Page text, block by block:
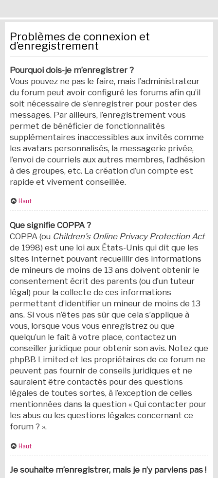
Problèmes de connexion et
d’enregistrement
Pourquoi dois-je m’enregistrer ?
Vous pouvez ne pas le faire, mais l’administrateur
du forum peut avoir configuré les forums afin qu’il
soit nécessaire de s’enregistrer pour poster des
messages. Par ailleurs, l’enregistrement vous
permet de bénéficier de fonctionnalités
supplémentaires inaccessibles aux invités comme
les avatars personnalisés, la messagerie privée,
l’envoi de courriels aux autres membres, l’adhésion
à des groupes, etc. La création d’un compte est
rapide et vivement conseillée.
Haut
Que signifie COPPA ?
COPPA (ou Children’s Online Privacy Protection Act
de 1998) est une loi aux États-Unis qui dit que les
sites Internet pouvant recueillir des informations
de mineurs de moins de 13 ans doivent obtenir le
consentement écrit des parents (ou d’un tuteur
légal) pour la collecte de ces informations
permettant d’identifier un mineur de moins de 13
ans. Si vous n’êtes pas sûr que cela s’applique à
vous, lorsque vous vous enregistrez ou que
quelqu’un le fait à votre place, contactez un
conseiller juridique pour obtenir son avis. Notez que
phpBB Limited et les propriétaires de ce forum ne
peuvent pas fournir de conseils juridiques et ne
sauraient être contactés pour des questions
légales de toutes sortes, à l’exception de celles
mentionnées dans la question « Qui contacter pour
les abus ou les questions légales concernant ce
forum ? ».
Haut
Je souhaite m’enregistrer, mais je n’y parviens pas !